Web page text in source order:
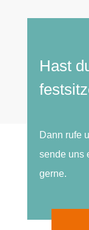
Hast
Dann rufe
sende uns
gerne.